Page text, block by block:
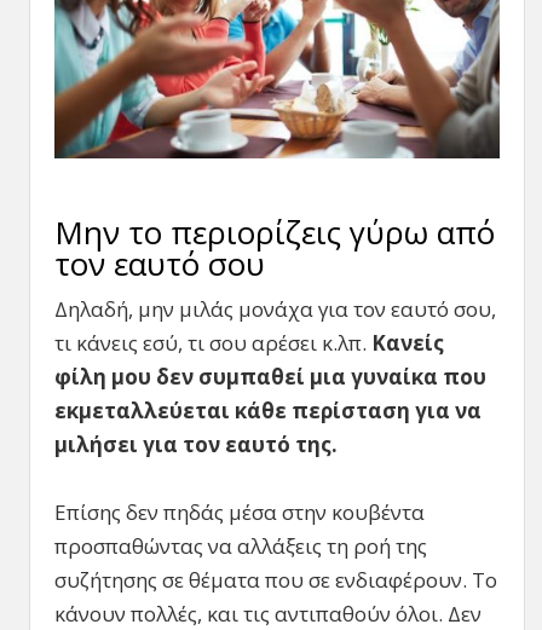
Μην το περιορίζεις γύρω από
τον εαυτό σου
Δηλαδή, μην μιλάς μονάχα για τον εαυτό σου,
τι κάνεις εσύ, τι σου αρέσει κ.λπ. Κανείς
φίλη μου δεν συμπαθεί μια γυναίκα που
εκμεταλλεύεται κάθε περίσταση για να
μιλήσει για τον εαυτό της.
Επίσης δεν πηδάς μέσα στην κουβέντα
προσπαθώντας να αλλάξεις τη ροή της
συζήτησης σε θέματα που σε ενδιαφέρουν. Το
κάνουν πολλές, και τις αντιπαθούν όλοι. Δεν